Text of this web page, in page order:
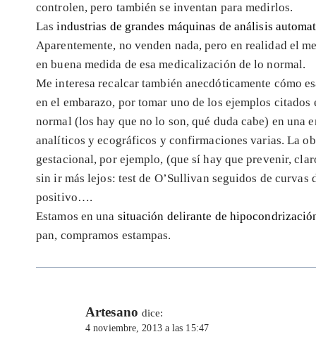
controlen, pero también se inventan para medirlos.
Lasindustrias de grandes máquinas de análisis
Aparentemente, no venden nada, pero en realidad el
en buena medida de esa medicalización de lo normal.
Me interesa recalcar también anecdóticamente cómo
en el embarazo, por tomar uno de los ejemplos
normal (los hay que no lo son, qué duda cabe) en
analíticos y ecográficos y confirmaciones varias. La
gestacional, por ejemplo, (que sí hay que prevenir,
sin ir más lejos: test de O’Sullivan seguidos de curvas
positivo….
Estamos en una situación delirante de
pan, compramos estampas.
Artesano dice:
4 noviembre, 2013 a las 15:47